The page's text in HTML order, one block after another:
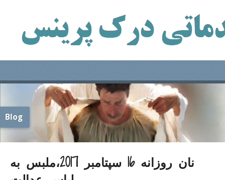
Blog
نان روزانه 16 سپتامبر 2017،ملبس به